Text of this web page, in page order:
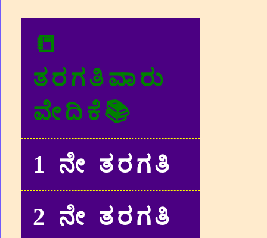
📒
ತರಗತಿವಾರು
ವೇದಿಕೆ📚
1 ನೇ ತರಗತಿ
2 ನೇ ತರಗತಿ